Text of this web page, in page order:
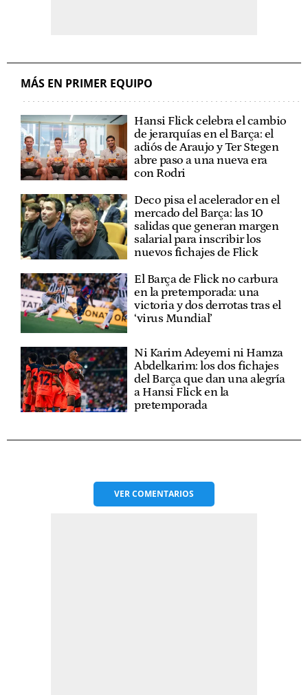
MÁS EN PRIMER EQUIPO
Hansi Flick celebra el cambio
de jerarquías en el Barça: el
adiós de Araujo y Ter Stegen
abre paso a una nueva era
con Rodri
Deco pisa el acelerador en el
mercado del Barça: las 10
salidas que generan margen
salarial para inscribir los
nuevos fichajes de Flick
El Barça de Flick no carbura
en la pretemporada: una
victoria y dos derrotas tras el
‘virus Mundial’
Ni Karim Adeyemi ni Hamza
Abdelkarim: los dos fichajes
del Barça que dan una alegría
a Hansi Flick en la
pretemporada
VERCOMENTARIOS